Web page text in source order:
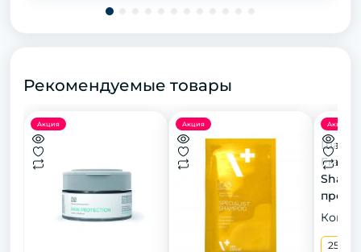
Рекомендуемые товары
Акция Акция Акция
250 мл